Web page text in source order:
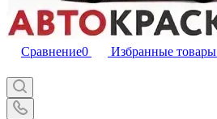
Сравнение0 Избранные товары